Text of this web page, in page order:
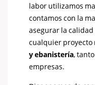
labor utilizamos
contamos con la
asegurar la
cualquier proyecto
y ebanistería,
empresas.